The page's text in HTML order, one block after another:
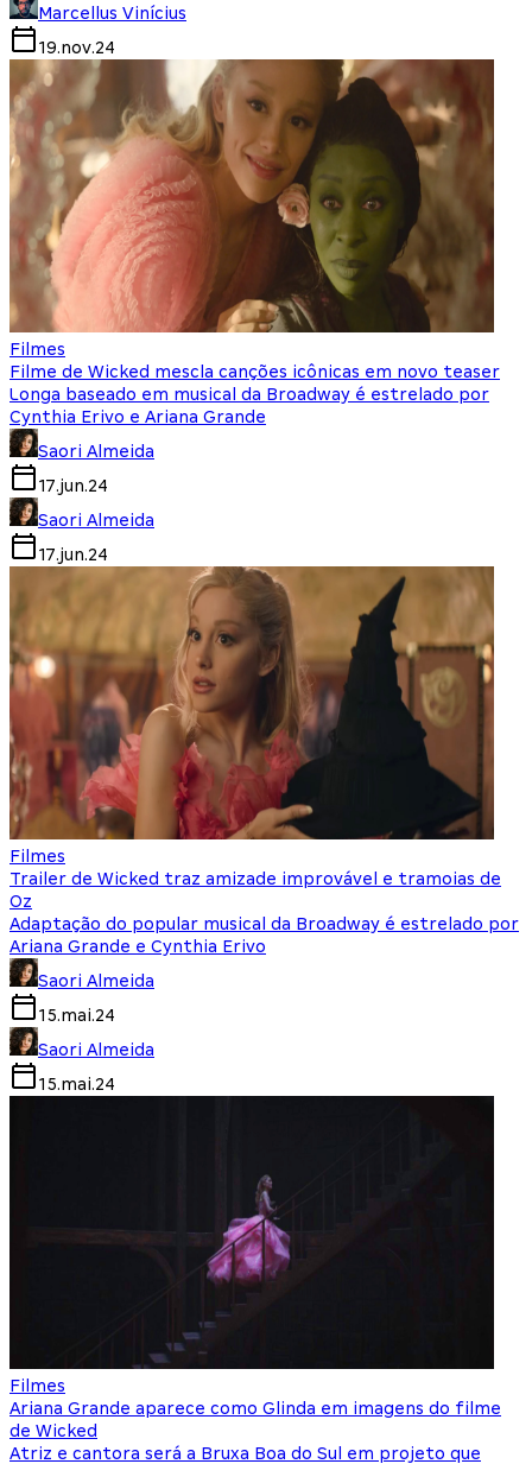
Marcellus Vinícius
19.nov.24
Filmes
Filme de Wicked mescla canções icônicas em novo teaser
Longa baseado em musical da Broadway é estrelado por
Cynthia Erivo e Ariana Grande
Saori Almeida
17.jun.24
Saori Almeida
17.jun.24
Filmes
Trailer de Wicked traz amizade improvável e tramoias de
Oz
Adaptação do popular musical da Broadway é estrelado por
Ariana Grande e Cynthia Erivo
Saori Almeida
15.mai.24
Saori Almeida
15.mai.24
Filmes
Ariana Grande aparece como Glinda em imagens do filme
de Wicked
Atriz e cantora será a Bruxa Boa do Sul em projeto que